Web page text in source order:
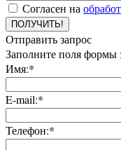
Согласен на
ПОЛУЧИТЬ!
Отправить запрос
Заполните поля формы
Имя:*
E-mail:*
Телефон:*